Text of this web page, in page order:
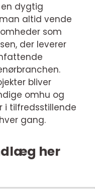
dygtig
altid vende
som
der leverer
bliver
omhu og
i tilfredsstillende
gang.
her